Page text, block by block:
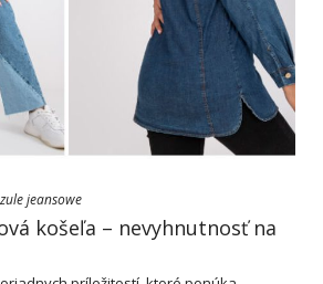
jeansowe
košeľa – nevyhnutnosť na